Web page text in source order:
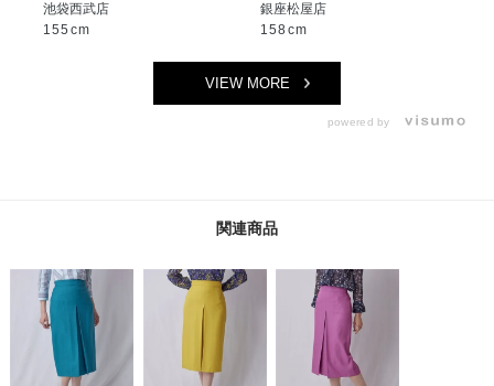
池袋西武店
155cm
銀座松屋店
158cm
VIEW MORE
powered by
関連商品